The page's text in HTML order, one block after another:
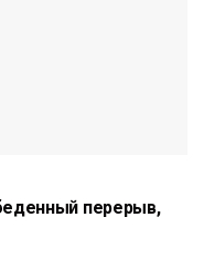
перерыв,